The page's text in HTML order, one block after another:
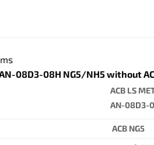
08D3-08H NG5/NH5 without
ACB LS
AN-08D3-
ACB NG5